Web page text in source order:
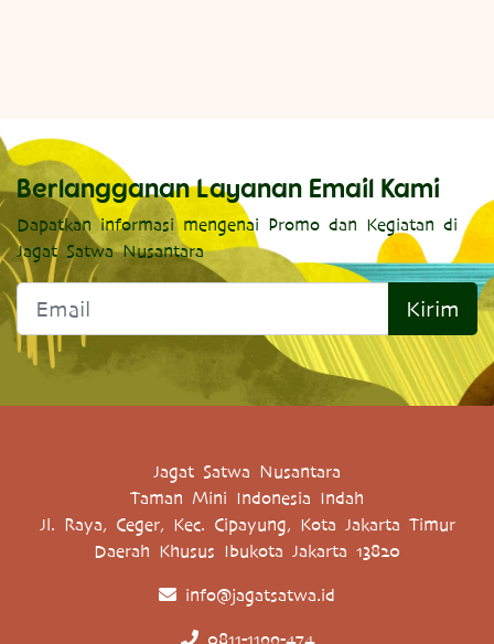
Berlangganan Layanan Email Kami
Dapatkan informasi mengenai Promo dan Kegiatan di
Jagat Satwa Nusantara
Kirim
Jagat Satwa Nusantara
Taman Mini Indonesia Indah
Jl. Raya, Ceger, Kec. Cipayung, Kota Jakarta Timur
Daerah Khusus Ibukota Jakarta 13820
info@jagatsatwa.id
0811-1199-474